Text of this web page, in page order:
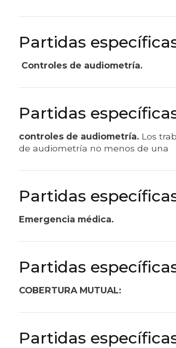
Partidas
Controles de audiometría.
Partidas
controles de audiometría. Los
de audiometría no menos de una
Partidas
Emergencia médica.
Partidas
COBERTURA MUTUAL:
Partidas